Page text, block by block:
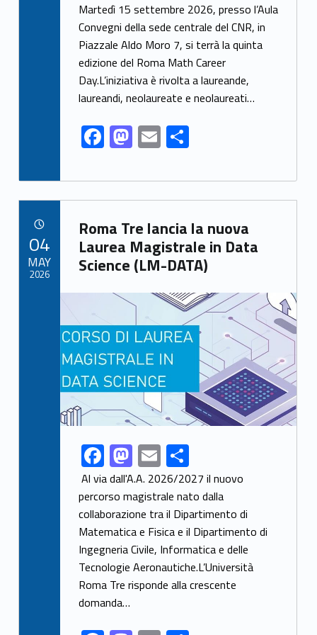
ac
e
b
o
o
k
as
to
d
o
n
m
ai
l
h
ar
e
Martedì 15 settembre 2026, presso l’Aula
Convegni della sede centrale del CNR, in
Piazzale Aldo Moro 7, si terrà la quinta
edizione del Roma Math Career
Day.L’iniziativa è rivolta a laureande,
laureandi, neolaureate e neolaureati…
F
ac
e
b
o
o
k
M
as
to
d
o
n
E
m
ai
l
S
ar
e
Link identifier archive #link-archive-29210
Roma Tre lancia la nuova
Laurea Magistrale in Data
Science (LM-DATA)
Link identifier archive #link-archive-thumb-soap-2437
Link identifier share facebook archive #share-link-archive-39673F
ac
e
b
o
o
k
M
as
to
d
o
n
E
m
ai
l
S
h
ar
e
Al via dall'A.A. 2026/2027 il nuovo
percorso magistrale nato dalla
collaborazione tra il Dipartimento di
Matematica e Fisica e il Dipartimento di
Ingegneria Civile, Informatica e delle
Tecnologie Aeronautiche.L’Università
Roma Tre risponde alla crescente
domanda…
04
MAY
2026